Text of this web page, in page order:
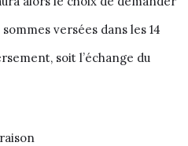
versées dans les 14
soit l’échange du